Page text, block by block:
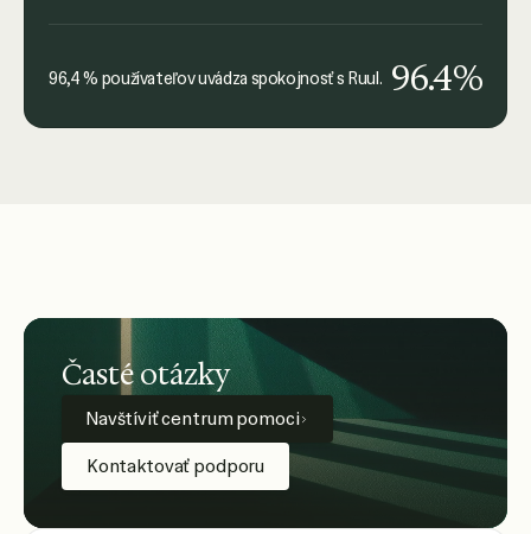
96,4 % používateľov uvádza spokojnosť s Ruul. 96.4%
Časté otázky
Navštíviť centrum pomoci
Kontaktovať podporu